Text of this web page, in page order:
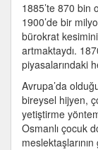
1885’te 870 bin
1900’de bir
bürokrat
artmaktaydı.
piyasalarındaki
Avrupa’da
bireysel hijyen,
yetiştirme
Osmanlı çocuk